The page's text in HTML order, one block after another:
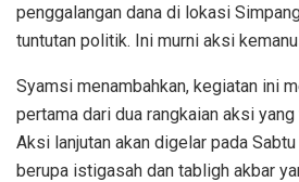
penggalangan dana di lokasi
tuntutan politik. Ini murni aksi
Syamsi menambahkan, kegiatan ini
pertama dari dua rangkaian aksi
Aksi lanjutan akan digelar pada
berupa istigasah dan tabligh akbar